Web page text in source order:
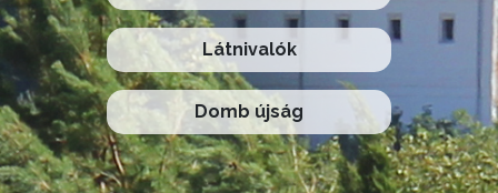
Látnivalók
Domb újság